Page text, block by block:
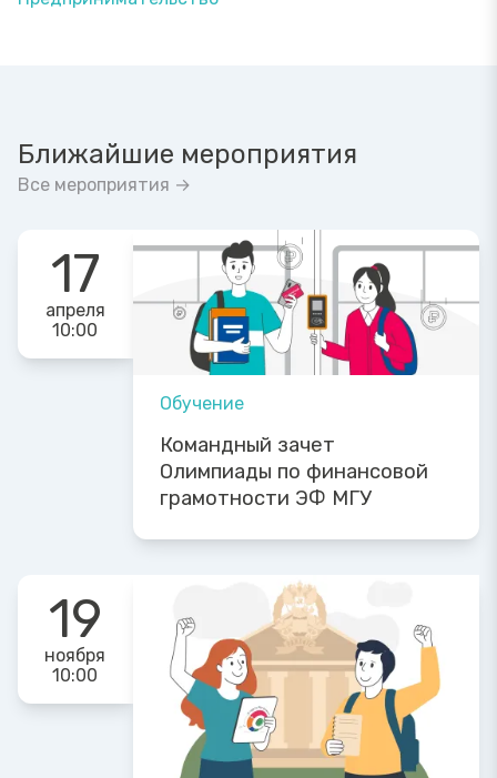
Ближайшие мероприятия
Все мероприятия →
17
апреля
10:00
Обучение
Командный зачет
Олимпиады по финансовой
грамотности ЭФ МГУ
19
ноября
10:00